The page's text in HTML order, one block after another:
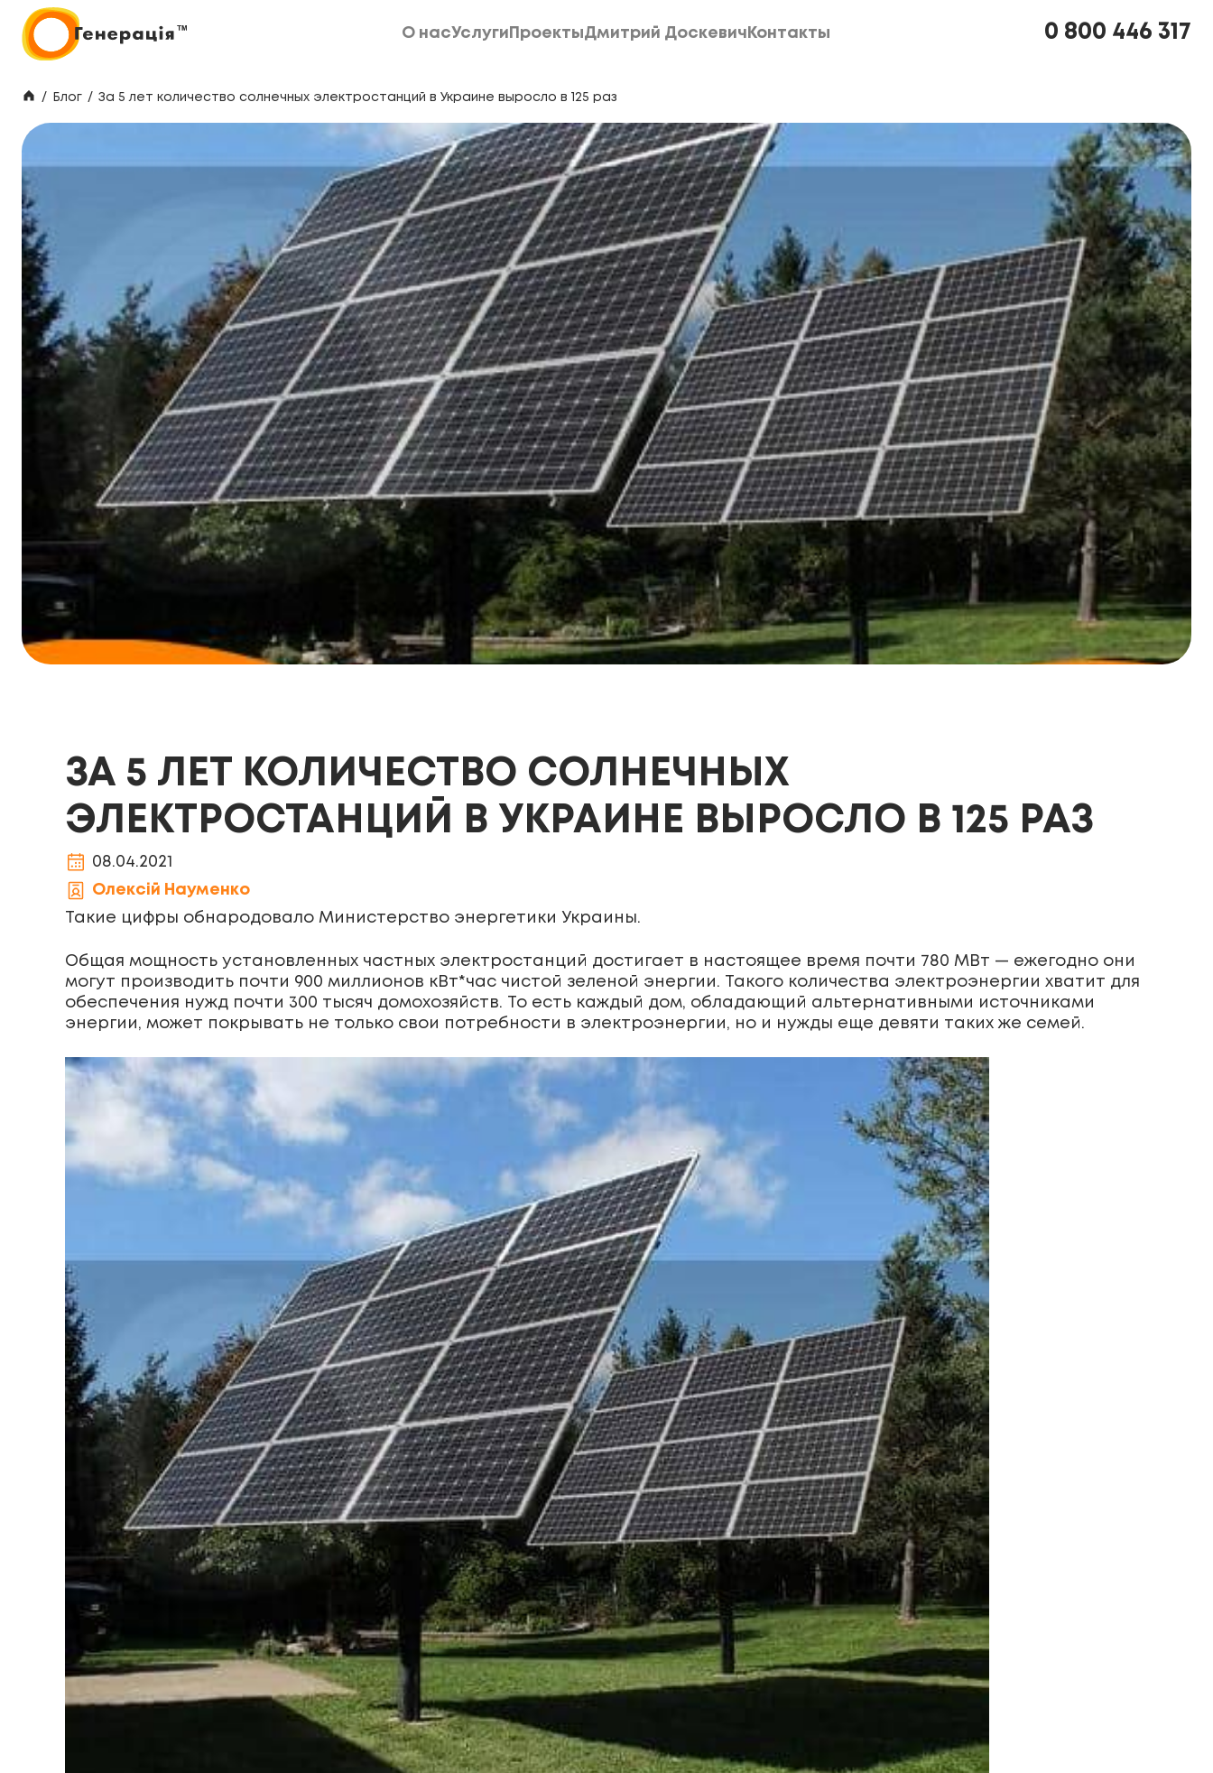
О насУслуги ПроектыДмитрий Доскевич Контакты
0 800 446 317
/ Блог / За 5 лет количество солнечных электростанций в Украине выросло в 125 раз
ЗА 5 ЛЕТ КОЛИЧЕСТВО СОЛНЕЧНЫХ
ЭЛЕКТРОСТАНЦИЙ В УКРАИНЕ ВЫРОСЛО В 125 РАЗ
08.04.2021
Олексій Науменко
Такие цифры обнародовало Министерство энергетики Украины.
Общая мощность установленных частных электростанций достигает в настоящее время почти 780 МВт — ежегодно они
могут производить почти 900 миллионов кВт*час чистой зеленой энергии. Такого количества электроэнергии хватит для
обеспечения нужд почти 300 тысяч домохозяйств. То есть каждый дом, обладающий альтернативными источниками
энергии, может покрывать не только свои потребности в электроэнергии, но и нужды еще девяти таких же семей.